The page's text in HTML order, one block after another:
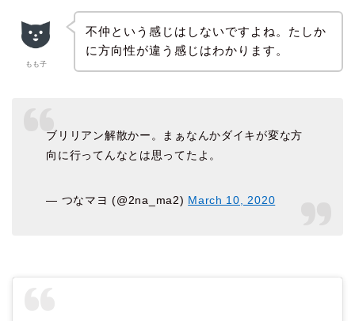
もも子
不仲という感じはしないですよね。たしか
に方向性が違う感じはわかります。
ブリリアン解散かー。まぁなんかダイキが変な方
向に行ってんなとは思ってたよ。
— つなマヨ (@2na_ma2) March 10, 2020